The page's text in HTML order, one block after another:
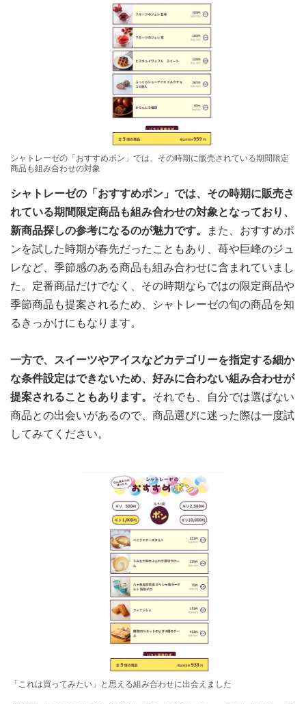
シャトレーゼの「おすすめポン」では、その時期に販売されている期間限定
商品も組み合わせの対象
シャトレーゼの「おすすめポン」では、その時期に販売さ
れている期間限定商品も組み合わせの対象となっており、
新商品探しの参考になるのが魅力です。
また、おすすめポ
ンを試した時期が春先だったこともあり、苺や巨峰のジュ
レなど、季節感のある商品も組み合わせに含まれていまし
た。定番商品だけでなく、その時期ならではの限定商品や
季節商品も提案されるため、シャトレーゼの旬の商品を知
るきっかけにもなります。
一方で、スイーツやアイスなどカテゴリーを指定する細か
な条件設定はできないため、好みに合わない組み合わせが
提案されることもあります。 それでも、自分では選ばない
商品との出会いがあるので、商品選びに迷った際は一度試
してみてください。
「これは買ってみたい」と思える組み合わせに出会えました